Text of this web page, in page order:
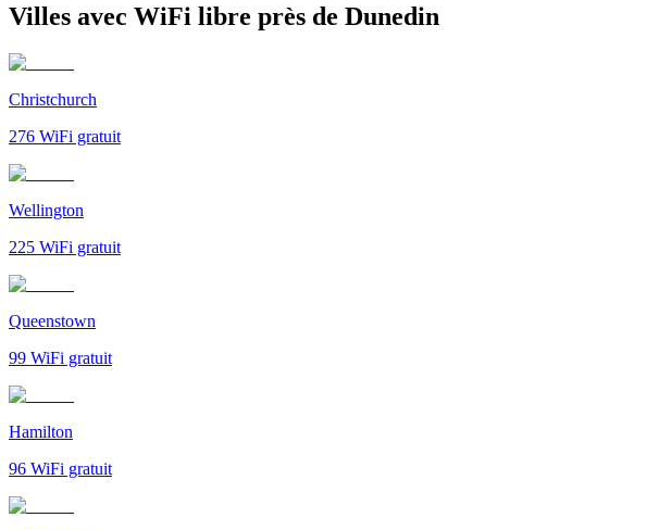
Villes avec WiFi libre près de Dunedin
Christchurch
276 WiFi gratuit
Wellington
225 WiFi gratuit
Queenstown
99 WiFi gratuit
Hamilton
96 WiFi gratuit